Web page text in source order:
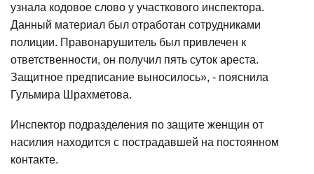
узнала кодовое слово у участкового инспектора.
Данный материал был отработан сотрудниками
полиции. Правонарушитель был привлечен к
ответственности, он получил пять суток ареста.
Защитное предписание выносилось», - пояснила
Гульмира Шрахметова.
Инспектор подразделения по защите женщин от
насилия находится с пострадавшей на постоянном
контакте.